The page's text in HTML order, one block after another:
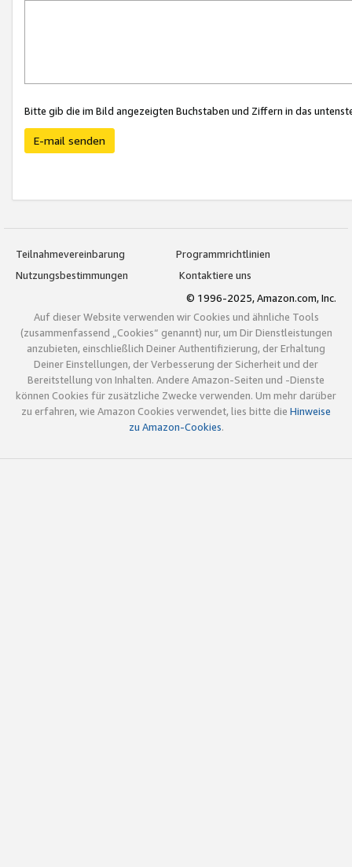
Bitte gib die im Bild angezeigten Buchstaben und Ziffern in das
E-mail senden
Teilnahmevereinbarung
Programmrichtlinien
Nutzungsbestimmungen
Kontaktiere uns
© 1996-2025, Amazon.com, Inc.
Auf dieser Website verwenden wir Cookies und ähnliche Tools
(zusammenfassend „Cookies“ genannt) nur, um Dir Dienstleistungen
anzubieten, einschließlich Deiner Authentifizierung, der Erhaltung
Deiner Einstellungen, der Verbesserung der Sicherheit und der
Bereitstellung von Inhalten. Andere Amazon-Seiten und -Dienste
können Cookies für zusätzliche Zwecke verwenden. Um mehr darüber
zu erfahren, wie Amazon Cookies verwendet, lies bitte die Hinweise
zu Amazon-Cookies.